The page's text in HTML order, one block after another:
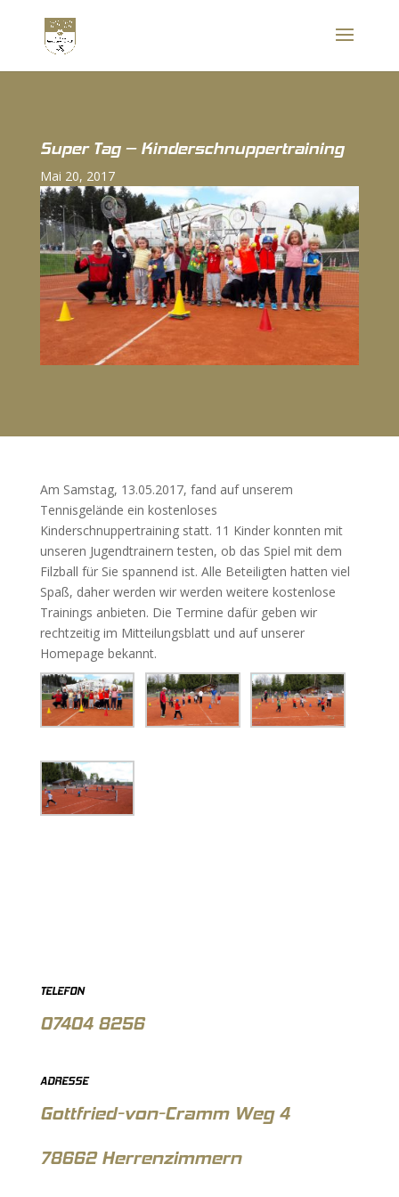
Super Tag – Kinderschnuppertraining
Mai 20, 2017
Am Samstag, 13.05.2017, fand auf unserem
Tennisgelände ein kostenloses
Kinderschnuppertraining statt. 11 Kinder konnten mit
unseren Jugendtrainern testen, ob das Spiel mit dem
Filzball für Sie spannend ist. Alle Beteiligten hatten viel
Spaß, daher werden wir werden weitere kostenlose
Trainings anbieten. Die Termine dafür geben wir
rechtzeitig im Mitteilungsblatt und auf unserer
Homepage bekannt.
TELEFON
07404 8256
ADRESSE
Gottfried-von-Cramm Weg 4
78662 Herrenzimmern